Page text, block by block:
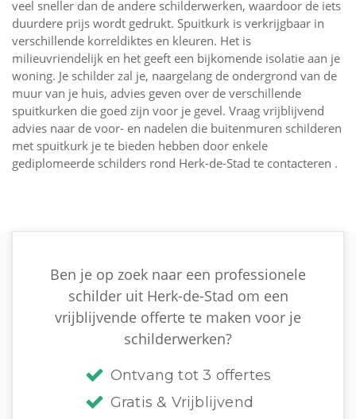
veel sneller dan de andere schilderwerken, waardoor de iets
duurdere prijs wordt gedrukt. Spuitkurk is verkrijgbaar in
verschillende korreldiktes en kleuren. Het is
milieuvriendelijk en het geeft een bijkomende isolatie aan je
woning. Je schilder zal je, naargelang de ondergrond van de
muur van je huis, advies geven over de verschillende
spuitkurken die goed zijn voor je gevel. Vraag vrijblijvend
advies naar de voor- en nadelen die buitenmuren schilderen
met spuitkurk je te bieden hebben door enkele
gediplomeerde schilders rond Herk-de-Stad te contacteren .
Ben je op zoek naar een professionele
schilder uit Herk-de-Stad om een
vrijblijvende offerte te maken voor je
schilderwerken?
Ontvang tot 3 offertes
Gratis & Vrijblijvend